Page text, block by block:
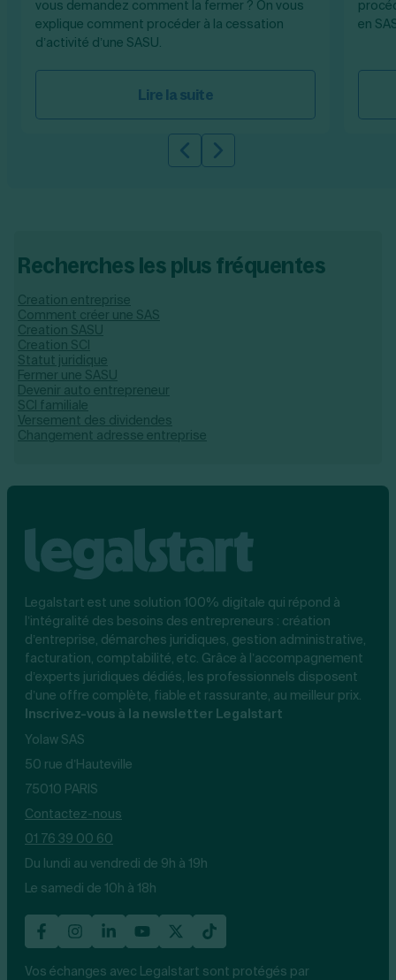
vous demandez comment la fermer ? On vous
explique comment procéder à la cessation
d’activité d’une SASU.
Lire la suite
en
Slide précédente
Slide suivante
Recherches les plus fréquentes
Creation entreprise
Comment créer une SAS
Creation SASU
Creation SCI
Statut juridique
Fermer une SASU
Devenir auto entrepreneur
SCI familiale
Versement des dividendes
Changement adresse entreprise
Legalstart est une solution 100% digitale qui répond à
l’intégralité des besoins des entrepreneurs : création
d’entreprise, démarches juridiques, gestion administrative,
facturation, comptabilité, etc. Grâce à l’accompagnement
d’experts juridiques dédiés, les professionnels disposent
d’une offre complète, fiable et rassurante, au meilleur prix.
Inscrivez-vous à la newsletter Legalstart
Yolaw SAS
50 rue d’Hauteville
75010 PARIS
Contactez-nous
01 76 39 00 60
Du lundi au vendredi de 9h à 19h
Le samedi de 10h à 18h
Vos échanges avec Legalstart sont protégés par